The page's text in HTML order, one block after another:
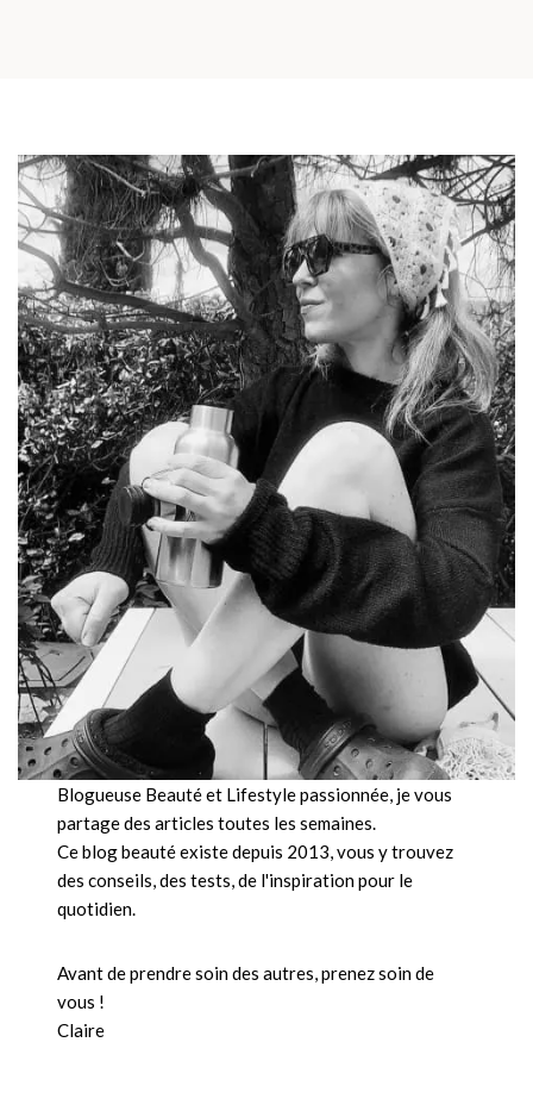
Blogueuse Beauté et Lifestyle passionnée, je vous
partage des articles toutes les semaines.
Ce blog beauté existe depuis 2013, vous y trouvez
des conseils, des tests, de l'inspiration pour le
quotidien.
Avant de prendre soin des autres, prenez soin de
vous !
Claire